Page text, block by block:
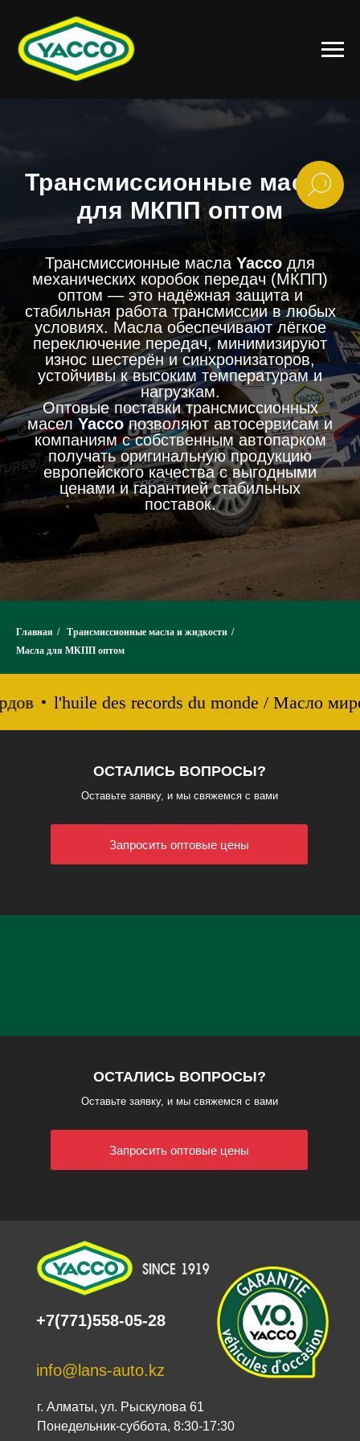
Трансмиссионные масла
для МКПП оптом
Трансмиссионные масла Yacco для
механических коробок передач (МКПП)
оптом — это надёжная защита и
стабильная работа трансмиссии в любых
условиях. Масла обеспечивают лёгкое
переключение передач, минимизируют
износ шестерён и синхронизаторов,
устойчивы к высоким температурам и
нагрузкам.
Оптовые поставки трансмиссионных
маселYacco позволяют автосервисам и
компаниям с собственным автопарком
получать оригинальную продукцию
европейского качества с выгодными
ценами и гарантией стабильных
поставок.
Главная / Трансмиссионные масла и жидкости /
Масла для МКПП оптом
l'huile des records du monde / Масло
ОСТАЛИСЬ ВОПРОСЫ?
Оставьте заявку, и мы свяжемся с вами
Запросить оптовые цены
ОСТАЛИСЬ ВОПРОСЫ?
Оставьте заявку, и мы свяжемся с вами
Запросить оптовые цены
+7(771)558-05-28
info@lans-auto.kz
г. Алматы, ул. Рыскулова 61
Понедельник-суббота, 8:30-17:30